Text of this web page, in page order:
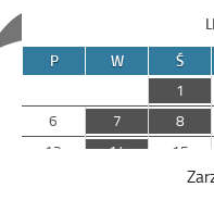
P
W Ś
1
6
7 8
13
14 15
22